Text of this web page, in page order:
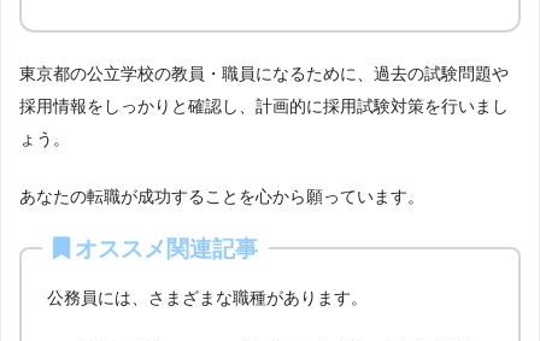
東京都の公立学校の教員・職員になるために、過去の試験問題や
採用情報をしっかりと確認し、計画的に採用試験対策を行いまし
ょう。
あなたの転職が成功することを心から願っています。
オススメ関連記事
公務員には、さまざまな職種があります。